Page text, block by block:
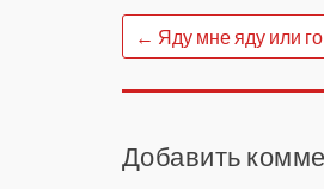
← Яду мне яду или
Добавить